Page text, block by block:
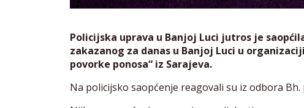
Policijska uprava u Banjoj Luci jutros je
zakazanog za danas u Banjoj Luci u
povorke ponosa“ iz Sarajeva.
Na policijsko saopćenje reagovali su iz odbora